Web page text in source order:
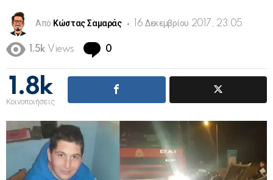
Από Κώστας Σαμαράς 16 Δεκεμβρίου 2017, 23:05
1.5k Views 0
1.8k
Κοινοποιήσεις